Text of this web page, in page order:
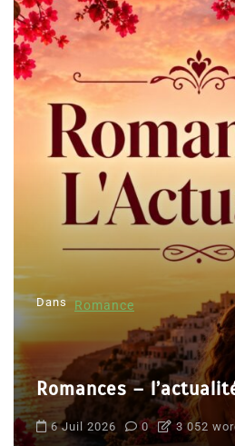
Dans Romance
Romances –
6 Juil 2026 0 3 052